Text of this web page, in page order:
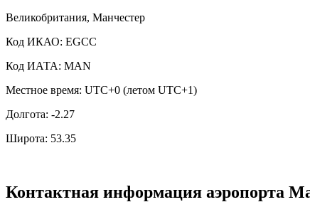
Великобритания, Манчестер
Код ИКАО: EGCC
Код ИАТА: MAN
Местное время: UTC+0 (летом UTC+1)
Долгота: -2.27
Широта: 53.35
Контактная информация аэропорта